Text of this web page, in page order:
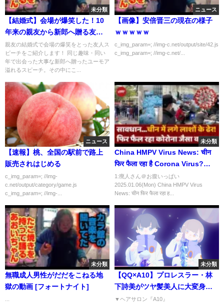
未分類
【結婚式】会場が爆笑した！10
年来の親友から新郎へ贈る友人
代表スピーチ
親友の結婚式で会場の爆笑をとった友人ス
ピーチをご紹介します！ 同じ趣味・同い
年で出会った大事な新郎へ贈ったユーモア
溢れるスピーチ。その中にこ...
ニュース
【画像】安倍晋三の現在の様子
ｗｗｗｗｗ
c_img_param=; //img-c.net/output/site/42.js
c_img_param=; //img-c.net/...
ニュース
【速報】桃、全国の駅前で路上
販売されはじめる
c_img_param=; //img-
c.net/output/category/game.js
c_img_param=; //img-...
未分類
China HMPV Virus News: चीन
फिर फैला रहा है Corona Virus?
Covid 19 | Virus | Symptoms |
Latest
1:廃人さん＠お腹いっぱい
2025.01.06(Mon) China HMPV Virus
News: चीन फिर फैला रहा ह...
未分類
無職成人男性がだだをこねる地
獄の動画 [フォートナイト]
未分類
【QQ×A10】プロレスラー・林
下詩美がツヤ髪美人に大変身！
渡辺桃＆AZM＆上谷沙弥選手も
▼ヘアサロン『A10』